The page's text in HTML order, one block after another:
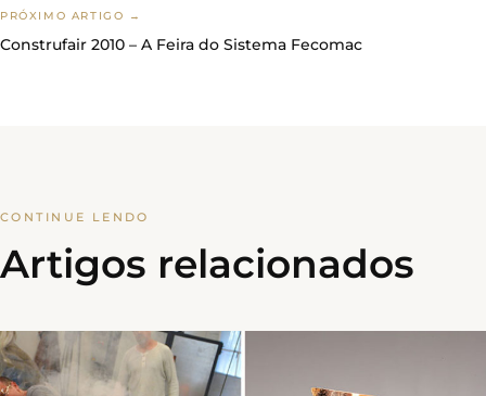
PRÓXIMO ARTIGO →
Construfair 2010 – A Feira do Sistema Fecomac
CONTINUE LENDO
Artigos relacionados